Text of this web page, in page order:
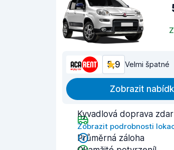
5,9 Velmi špatné
Zobrazit
Kyvadlová doprava
Zobrazit podrobnosti
Průměrná záloha